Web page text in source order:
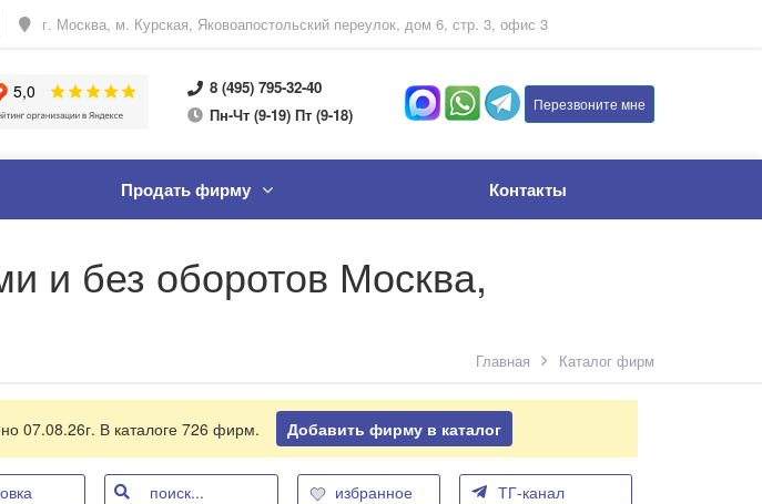
г. Москва, м. Курская, Яковоапостольский переулок, дом 6, стр. 3, офис 3
8 (495) 795-32-40
Пн-Чт (9-19) Пт (9-18)
Перезвоните мне
Продать фирму Контакты
и без оборотов Москва,
Главная Каталог фирм
07.08.26г. В каталоге 726 фирм. Добавить фирму в каталог
избранное ТГ-канал